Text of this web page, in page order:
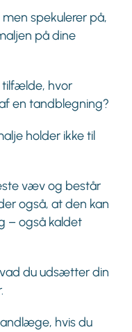
spekulerer på,
på dine
tilfælde, hvor
en tandblegning?
holder ikke til
væv og består
også, at den kan
– også kaldet
du udsætter din
hvis du